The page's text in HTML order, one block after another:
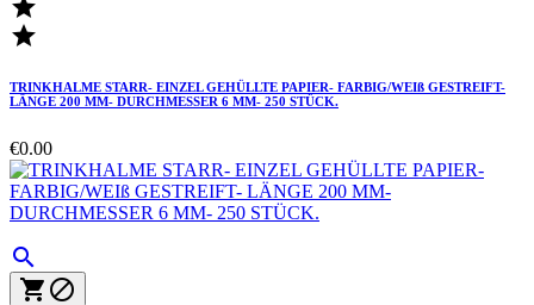


TRINKHALME STARR- EINZEL GEHÜLLTE PAPIER- FARBIG/WEIß GESTREIFT-
LÄNGE 200 MM- DURCHMESSER 6 MM- 250 STÜCK.
€0.00

 